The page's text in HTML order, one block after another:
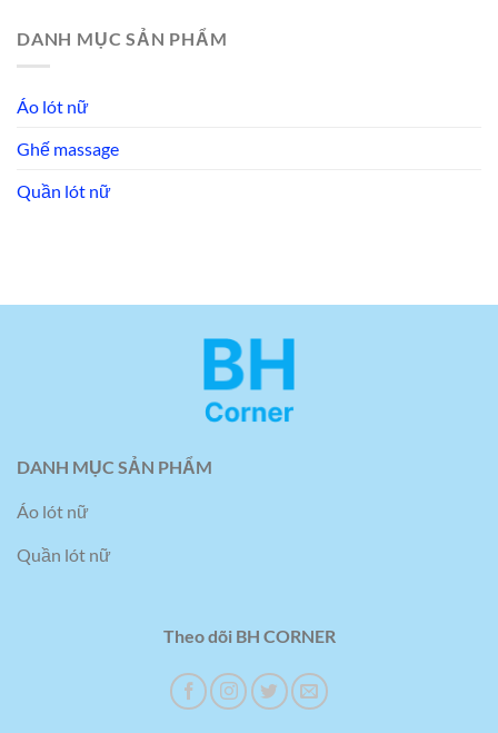
DANH MỤC SẢN PHẨM
Áo lót nữ
Ghế massage
Quần lót nữ
DANH MỤC SẢN PHẨM
Áo lót nữ
Quần lót nữ
Theo dõi BH CORNER